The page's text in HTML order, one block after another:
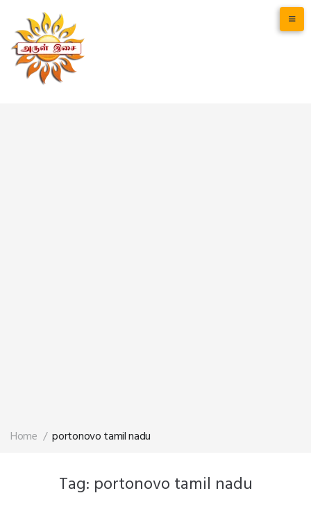
Home / portonovo tamil nadu
Tag: portonovo tamil nadu